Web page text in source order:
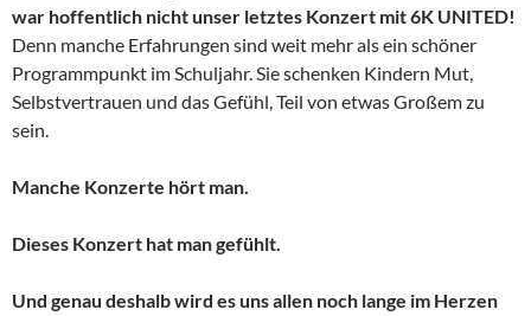
war hoffentlich nicht unser letztes Konzert mit 6K UNITED!
Denn manche Erfahrungen sind weit mehr als ein schöner
Programmpunkt im Schuljahr. Sie schenken Kindern Mut,
Selbstvertrauen und das Gefühl, Teil von etwas Großem zu
sein.
Manche Konzerte hört man.
Dieses Konzert hat man gefühlt.
Und genau deshalb wird es uns allen noch lange im Herzen